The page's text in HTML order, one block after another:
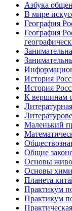
Азбука
В мире
География
География
История
История
К вершинам
Маленький
Общие
Основы
Основы
Планета
Практикум
Практикум